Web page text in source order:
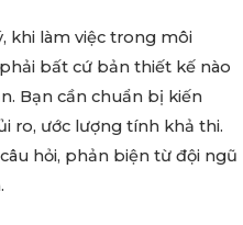
khi làm việc trong môi
bất cứ bản thiết kế nào
Bạn cần chuẩn bị kiến
ro, ước lượng tính khả thi.
hỏi, phản biện từ đội ngũ